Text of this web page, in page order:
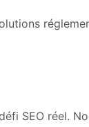
SEO réel.